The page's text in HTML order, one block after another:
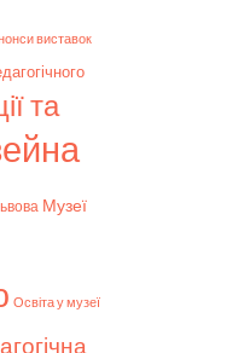
виставок
та
Музеї
Освіта у музеї